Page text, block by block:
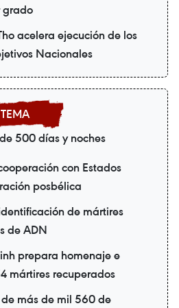
grado
acelera ejecución de los
Nacionales
500 días y noches
con Estados
posbélica
de mártires
de ADN
prepara homenaje e
mártires recuperados
más de mil 560 de